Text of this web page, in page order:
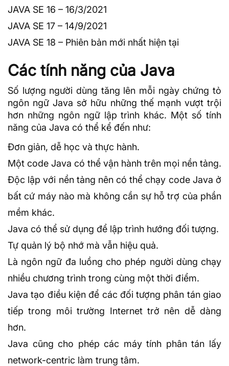
JAVA SE 16 – 16/3/2021
JAVA SE 17 – 14/9/2021
JAVA SE 18 – Phiên bản mới nhất hiện tại
Các tính năng của Java
Số lượng người dùng tăng lên mỗi ngày chứng tỏ
ngôn ngữ Java sở hữu những thế mạnh vượt trội
hơn những ngôn ngữ lập trình khác. Một số tính
năng của Java có thể kể đến như:
Đơn giản, dễ học và thực hành.
Một code Java có thể vận hành trên mọi nền tảng.
Độc lập với nền tảng nên có thể chạy code Java ở
bất cứ máy nào mà không cần sự hỗ trợ của phần
mềm khác.
Java có thể sử dụng để lập trình hướng đối tượng.
Tự quản lý bộ nhớ mà vẫn hiệu quả.
Là ngôn ngữ đa luồng cho phép người dùng chạy
nhiều chương trình trong cùng một thời điểm.
Java tạo điều kiện để các đối tượng phân tán giao
tiếp trong môi trường Internet trở nên dễ dàng
hơn.
Java cũng cho phép các máy tính phân tán lấy
network-centric làm trung tâm.